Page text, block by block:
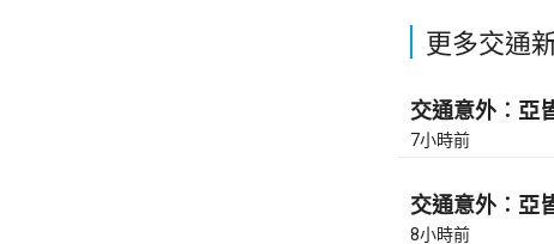
更多交通
交通意外︰亞
7小時前
交通意外︰亞
8小時前